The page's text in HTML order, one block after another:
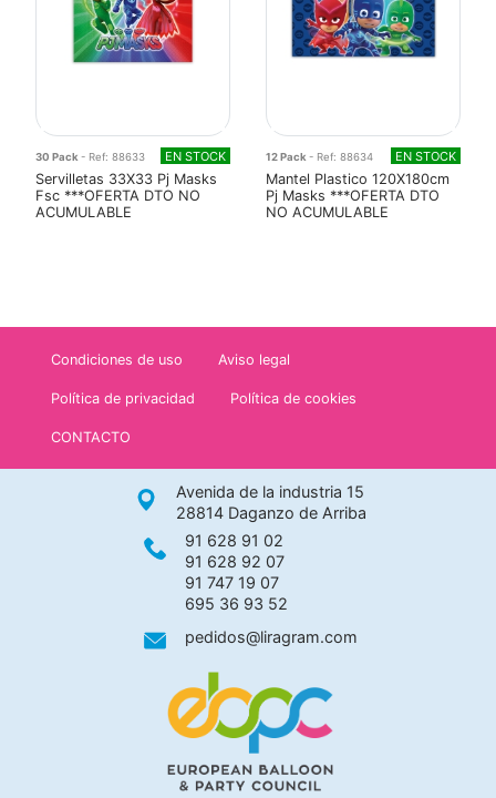
30 Pack- Ref: 88633 EN STOCK
Servilletas 33X33 Pj Masks
Fsc ***OFERTA DTO NO
ACUMULABLE
12 Pack- Ref: 88634 EN STOCK
Mantel Plastico 120X180cm
Pj Masks ***OFERTA DTO
NO ACUMULABLE
Condiciones de uso Aviso legal
Política de privacidad Política de cookies
CONTACTO
Avenida de la industria 15
28814 Daganzo de Arriba
91 628 91 02
91 628 92 07
91 747 19 07
695 36 93 52
pedidos@liragram.com